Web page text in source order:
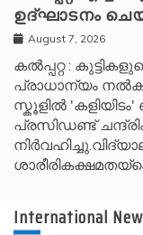
ഉദ്ഘാടനം
August 7, 2026
കൽപ്പറ്റ :
പ്രാധാന്യം
സ്കൂ‌ളിൽ
പ്രസിഡണ്ട്
International